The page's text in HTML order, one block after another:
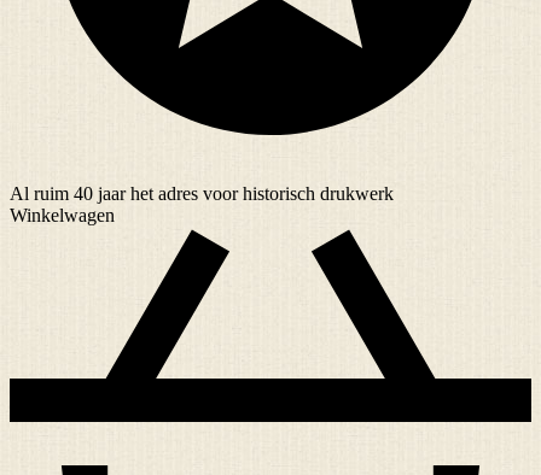
Al ruim 40 jaarhet adres voor historisch drukwerk
Winkelwagen